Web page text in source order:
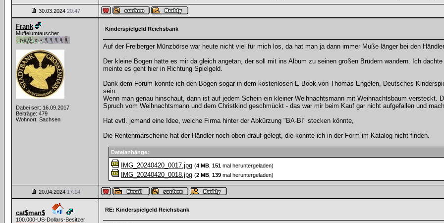
30.03.2024 20:47
Frank
Muffelumtauscher
Dabei seit: 16.09.2017
Beiträge: 479
Wohnort: Sachsen
Kinderspielgeld Reichsbank
Auf der Freiberger Münzbörse war heute nicht viel für mich los, da hat man ja dann immer Muße länger bei den
Der kleine Bogen hatte es mir da gleich angetan, der soll mit ins Album zu seinen großen Brüdern wandern. Ich
meinte es geht hier in Richtung Spielgeld.
Dank dem Forum konnte ich den Bogen sogar in dem kostenlosen E-Book von Thomas Engelen, Deutsches
sein.
Wenn man genau hinschaut, dann ist auf jedem Schein ein kleiner Weihnachtsmann mit Weihnachtsbaum versteckt.
Spruch vom Weihnachtsmann und dem Christkind geschmückt - das war mir beim Kauf gar nicht aufgefallen und
Hat evtl. jemand eine Idee, welche Firma hinter der Abkürzung "BA-BI" stecken könnte,
Die Rentenmarscheine hat der Händler noch oben drauf gelegt, die konnte ich in der Form im Katalog nicht finden.
Dateianhänge:
IMG_20240420_0017.jpg (4 MB 151 mal heruntergeladen)
IMG_20240420_0018.jpg (2 MB 139 mal heruntergeladen)
20.04.2024 17:14
cat$man$
100.000-US-Dollars-Besitzer
RE: Kinderspielgeld Reichsbank